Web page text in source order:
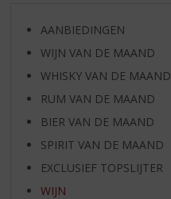
AANBIEDINGEN
WIJN VAN DE MAAND
WHISKY VAN DE MAAND
RUM VAN DE MAAND
BIER VAN DE MAAND
SPIRIT VAN DE MAAND
EXCLUSIEF TOPSLIJTER
WIJN